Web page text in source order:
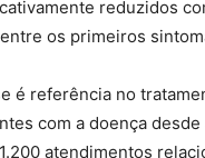
reduzidos
os primeiros
é referência no
com a doença
atendimentos